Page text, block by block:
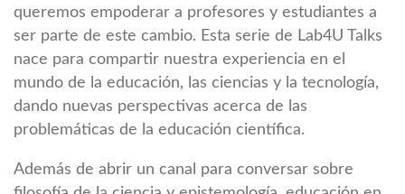
queremos empoderar a profesores y estudiantes a
ser parte de este cambio. Esta serie de Lab4U Talks
nace para compartir nuestra experiencia en el
mundo de la educación, las ciencias y la tecnología,
dando nuevas perspectivas acerca de las
problemáticas de la educación científica.
Además de abrir un canal para conversar sobre